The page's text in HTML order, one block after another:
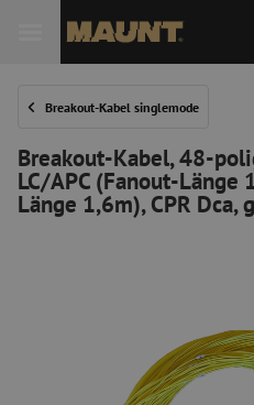
Breakout-Kabel singlemode
Breakout-Kabel, 48-
LC/APC (Fanout-Länge
Länge 1,6m), CPR Dca,